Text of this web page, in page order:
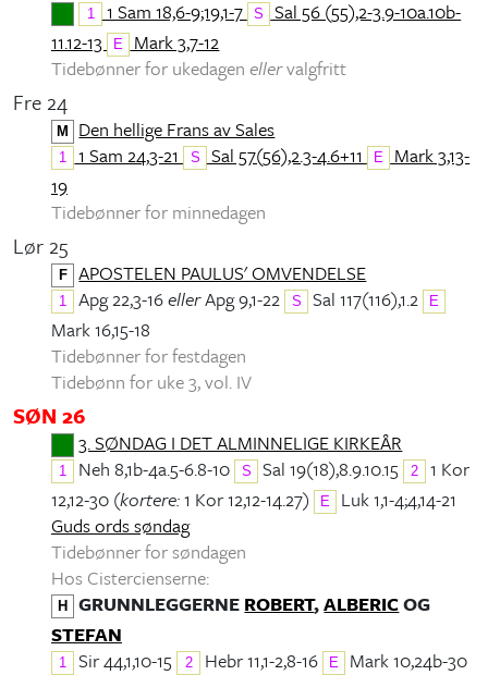
1 1 Sam 18,6-9;19,1-7 S
Sal 56 (55),2-3.9-10a.10b-
11.12-13
E
Mark 3,7-12
Tidebønner for ukedagen ellervalgfritt
Fre 24
M Den hellige Frans av Sales
1 1 Sam 24,3-21 S Sal 57(56),2.3-4.6+11 E
Mark 3,13-
19
Tidebønner for minnedagen
Lør 25
F APOSTELEN PAULUS' OMVENDELSE
1 Apg 22,3-16ellerApg 9,1-22 S Sal 117(116),1.2 E
Mark 16,15-18
Tidebønner for festdagen
Tidebønn for uke 3, vol. IV
SØN 26
3. SØNDAG I DET ALMINNELIGE KIRKEÅR
1 Neh 8,1b-4a.5-6.8-10 S Sal 19(18),8.9.10.15 2
1 Kor
12,12-30 (kortere:1 Kor 12,12-14.27) E
Luk 1,1-4;4,14-21
Guds ords søndag
Tidebønner for søndagen
Hos Cistercienserne:
H GRUNNLEGGERNE ROBERT,ALBERICOG
STEFAN
1 Sir 44,1,10-15 2 Hebr 11,1-2,8-16 E Mark 10,24b-30